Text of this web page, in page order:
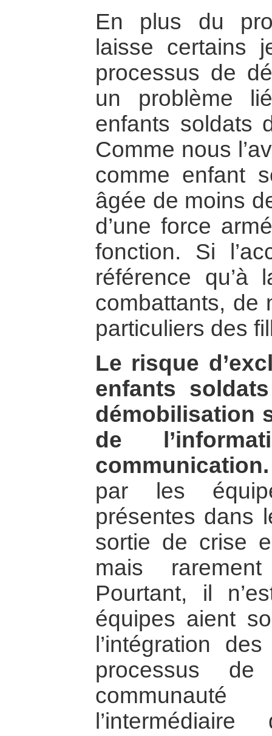
En plus du
laisse certains
processus de
un problème
enfants soldats
Comme nous
comme enfant
âgée de moins
d’une force
fonction. Si
référence qu’à
combattants, de
particuliers des
Le risque
enfants
démobilisation
de
communication.
par les
présentes dans
sortie de crise
mais
Pourtant, il
équipes aient
l’intégration
processus de
communauté